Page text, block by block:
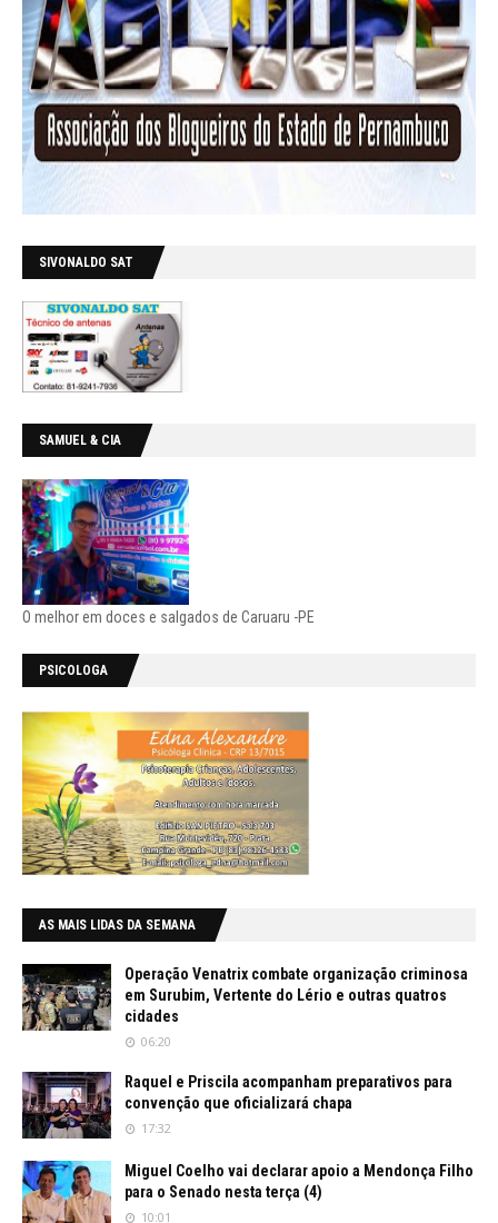
SIVONALDO SAT
SAMUEL & CIA
O melhor em doces e salgados de Caruaru -PE
PSICOLOGA
AS MAIS LIDAS DA SEMANA
Operação Venatrix combate organização criminosa
em Surubim, Vertente do Lério e outras quatros
cidades
06:20
Raquel e Priscila acompanham preparativos para
convenção que oficializará chapa
17:32
Miguel Coelho vai declarar apoio a Mendonça Filho
para o Senado nesta terça (4)
10:01